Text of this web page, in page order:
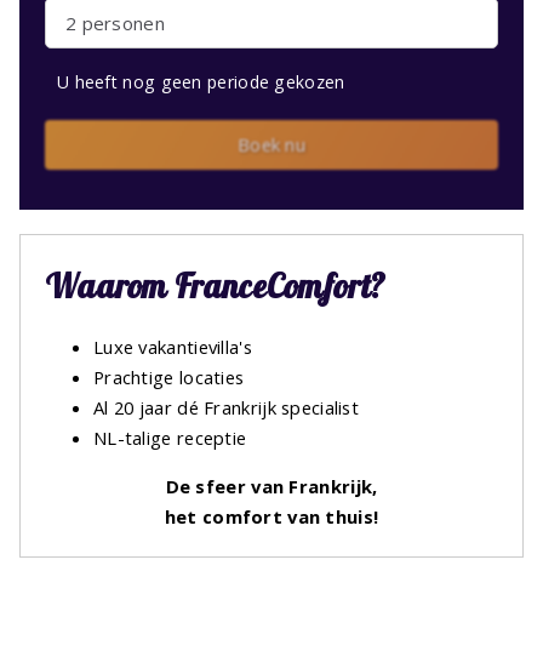
2 personen
U heeft nog geen periode gekozen
Boek nu
Waarom FranceComfort?
Luxe vakantievilla's
Prachtige locaties
Al 20 jaar dé Frankrijk specialist
NL-talige receptie
De sfeer van Frankrijk,
het comfort van thuis!